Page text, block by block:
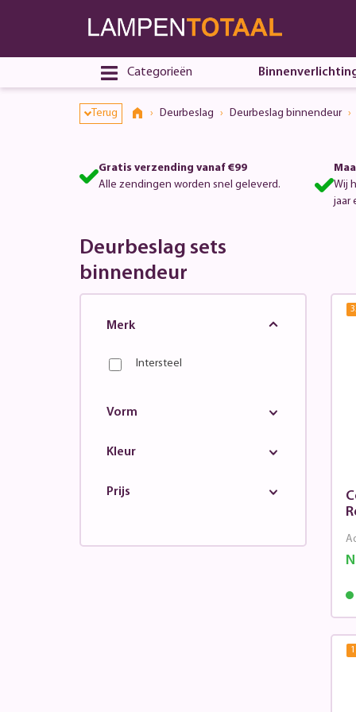
Categorieën
Terug Deurbeslag Deurbeslag binnendeur
Gratis verzending vanaf €99
Alle zendingen worden snel geleverd.
Wij
jaar
Deurbeslag sets
binnendeur
Merk
Intersteel
Vorm
Kleur
Prijs